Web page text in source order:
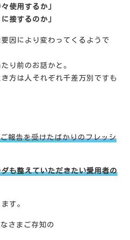
使用するか」
接するのか」
因により変わってくるようで
り前のお話かと。
方は人それぞれ千差万別ですも
報告を受けたばかりのフレッシ
も整えていただきたい愛用者の
す。
さまご存知の